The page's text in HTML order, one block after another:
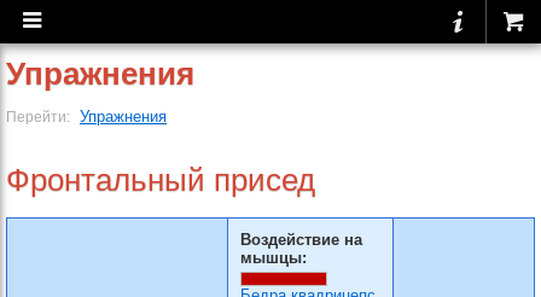
Упражнения
Перейти: Упражнения
Фронтальный присед
Воздействие на
мышцы: